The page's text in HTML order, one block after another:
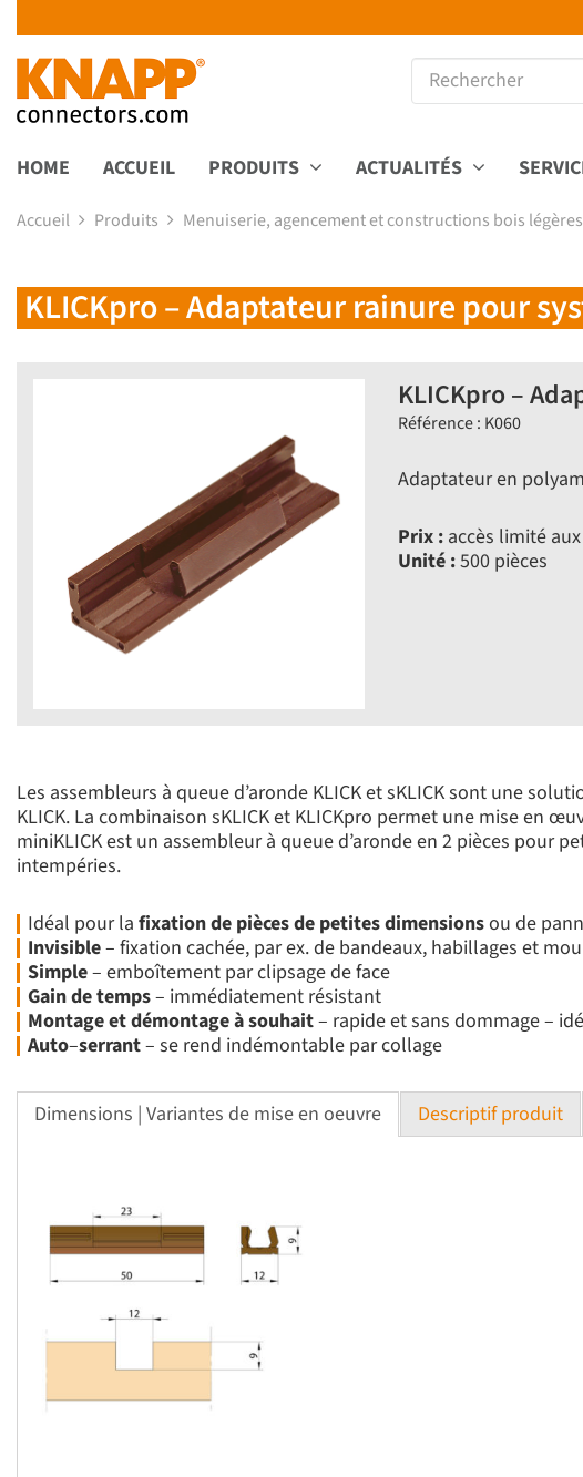
HOME ACCUEIL PRODUITS ACTUALITÉS
Accueil Produits Menuiserie, agencement et constructions bois légères
KLICKpro – Adaptateur rainure pour
KLICKpro –
Référence : K060
Adaptateur en
Prix :accès limité
Unité :500 pièces
Les assembleurs à queue d’aronde KLICK et sKLICK sont une
KLICK. La combinaison sKLICK et KLICKpro permet une mise en
miniKLICK est un assembleur à queue d’aronde en 2 pièces pour
intempéries.
Idéal pour la fixation de pièces de petites dimensionsou de
Invisible– fixation cachée, par ex. de bandeaux, habillages et
Simple– emboîtement par clipsage de face
Gaindetemps– immédiatement résistant
Montageetdémontageàsouhait– rapide et sans dommage –
Auto–serrant– se rend indémontable par collage
Dimensions | Variantes de mise en oeuvre Descriptif produit